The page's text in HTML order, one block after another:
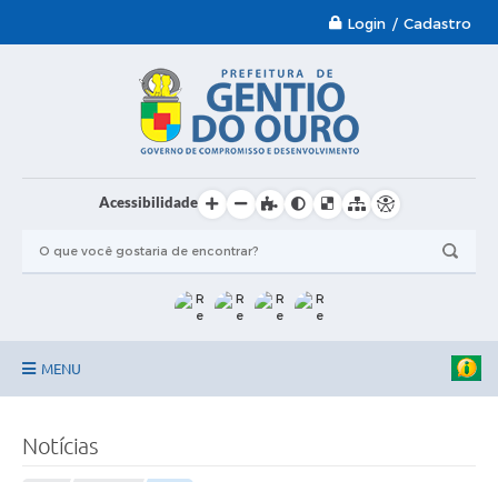
Login / Cadastro
Acessibilidade
MENU
Notícias